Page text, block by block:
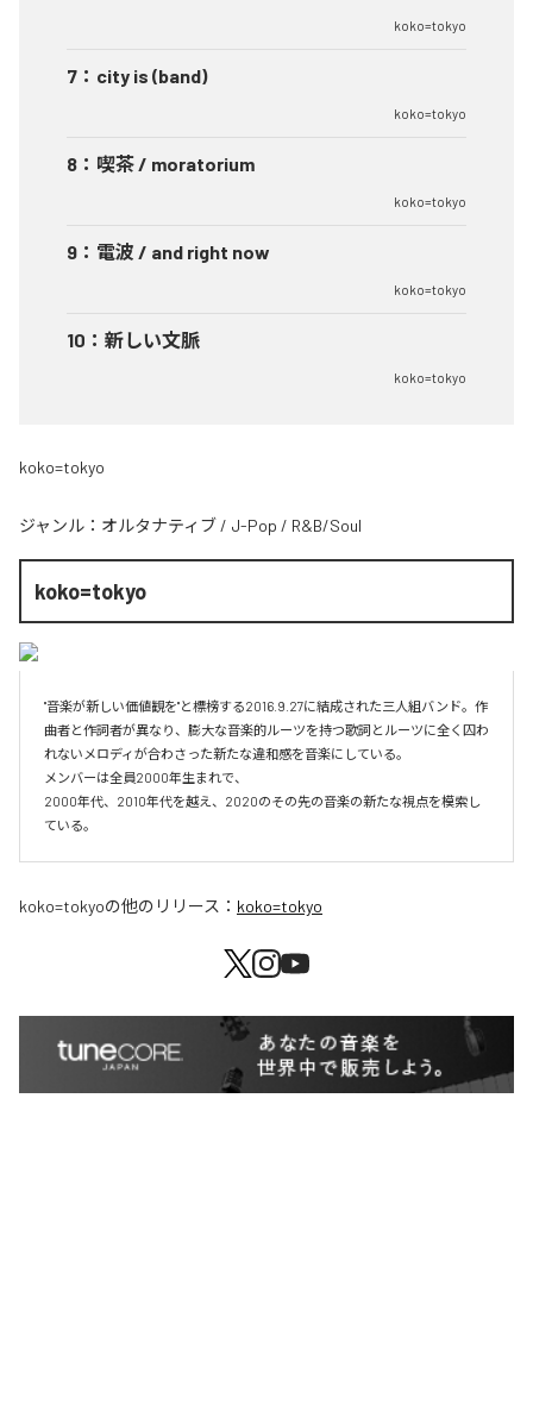
koko=tokyo
7 ： city is (band)
koko=tokyo
8 ： 喫茶 / moratorium
koko=tokyo
9 ： 電波 / and right now
koko=tokyo
10 ： 新しい文脈
koko=tokyo
koko=tokyo
ジャンル： オルタナティブ / J-Pop / R&B/Soul
koko=tokyo
"音楽が新しい価値観を"と標榜する2016.9.27に結成された三人組バンド。作
曲者と作詞者が異なり、膨大な音楽的ルーツを持つ歌詞とルーツに全く囚わ
れないメロディが合わさった新たな違和感を音楽にしている。
メンバーは全員2000年生まれで、
2000年代、2010年代を越え、2020のその先の音楽の新たな視点を模索し
ている。
koko=tokyoの他のリリース： koko=tokyo